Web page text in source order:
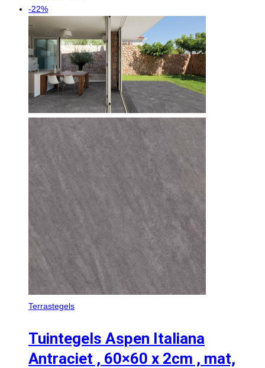
-22%
Terrastegels
Tuintegels Aspen Italiana
Antraciet , 60×60 x 2cm , mat,